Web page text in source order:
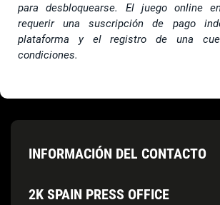
para desbloquearse. El juego online
requerir una suscripción de pago
plataforma y el registro de una
condiciones.
INFORMACIÓN DEL CONTACTO
2K SPAIN PRESS OFFICE